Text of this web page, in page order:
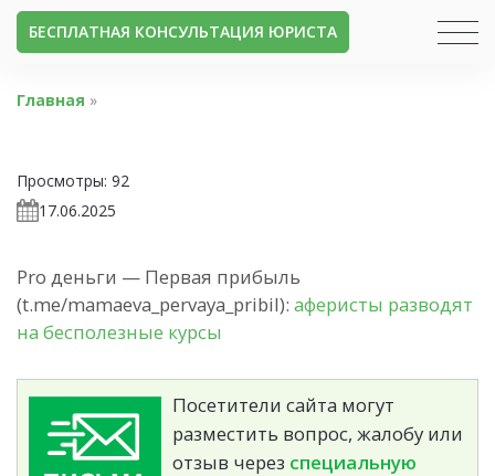
БЕСПЛАТНАЯ КОНСУЛЬТАЦИЯ ЮРИСТА
Главная »
Просмотры: 92
17.06.2025
Pro деньги — Первая прибыль
(t.me/mamaeva_pervaya_pribil): аферисты разводят
на бесполезные курсы
Посетители сайта могут
разместить вопрос, жалобу или
отзыв через специальную